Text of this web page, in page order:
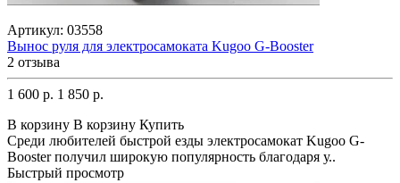
Артикул: 03558
Вынос руля для электросамоката Kugoo G-Booster
2 отзыва
1 600 р. 1 850 р.
В корзину В корзину Купить
Среди любителей быстрой езды электросамокат Kugoo G-
Booster получил широкую популярность благодаря у..
Быстрый просмотр